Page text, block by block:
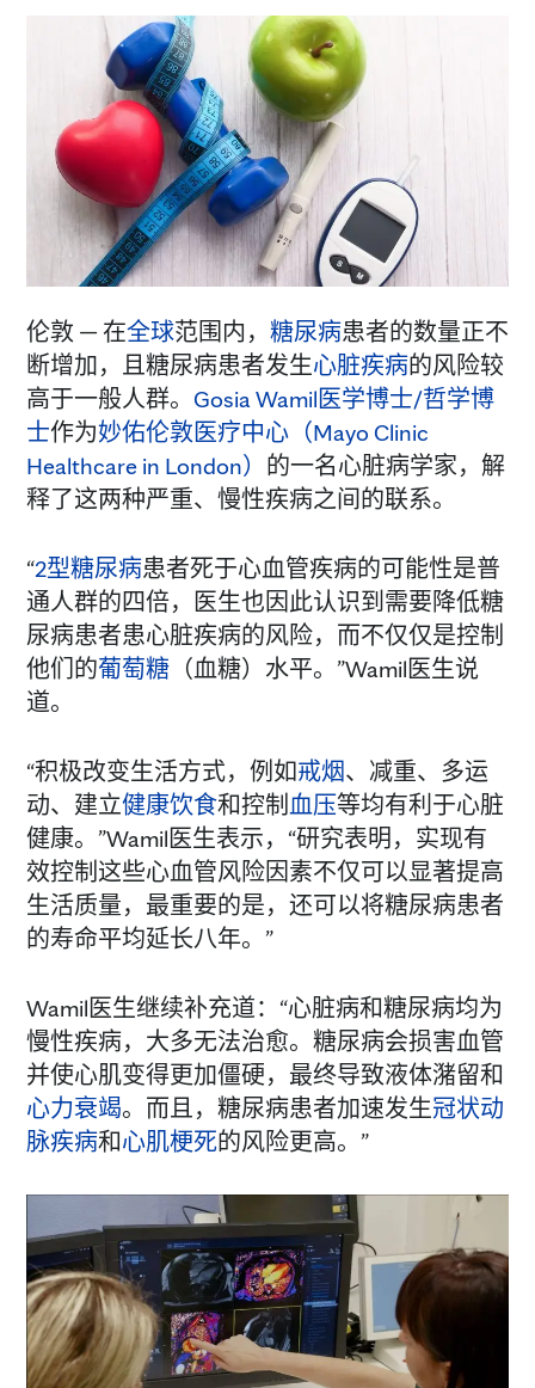
伦敦 — 在全球范围内， 糖尿病患者的数量正不
断增加，且糖尿病患者发生心脏疾病的风险较
高于一般人群。 Gosia Wamil医学博士/哲学博
士作为妙佑伦敦医疗中心（Mayo Clinic
Healthcare in London） 的一名心脏病学家，解
释了这两种严重、慢性疾病之间的联系。
“2型糖尿病患者死于心血管疾病的可能性是普
通人群的四倍，医生也因此认识到需要降低糖
尿病患者患心脏疾病的风险，而不仅仅是控制
他们的葡萄糖 （血糖）水平。”Wamil医生说
道。
“积极改变生活方式，例如戒烟、减重、多运
动、建立健康饮食和控制 血压等均有利于心脏
健康。”Wamil医生表示，“研究表明，实现有
效控制这些心血管风险因素不仅可以显著提高
生活质量，最重要的是，还可以将糖尿病患者
的寿命平均延长八年。”
Wamil医生继续补充道：“心脏病和糖尿病均为
慢性疾病，大多无法治愈。糖尿病会损害血管
并使心肌变得更加僵硬，最终导致液体潴留和
心力衰竭。而且，糖尿病患者加速发生冠状动
脉疾病和心肌梗死的风险更高。”